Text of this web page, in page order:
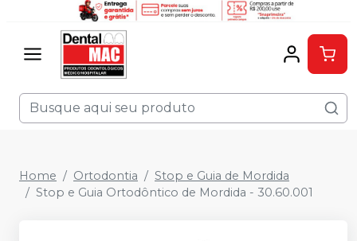
Home Ortodontia
Stop e Guia de Mordida
Stop e Guia Ortodôntico de Mordida - 30.60.001